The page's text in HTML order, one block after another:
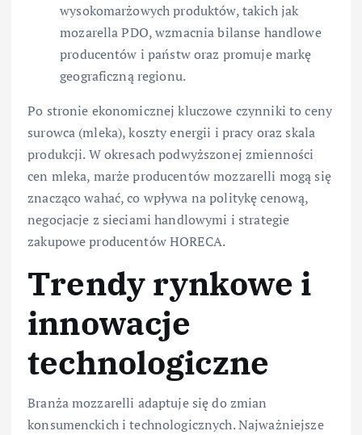
wysokomarżowych produktów, takich jak
mozarella PDO, wzmacnia bilanse handlowe
producentów i państw oraz promuje markę
geograficzną regionu.
Po stronie ekonomicznej kluczowe czynniki to ceny
surowca (mleka), koszty energii i pracy oraz skala
produkcji. W okresach podwyższonej zmienności
cen mleka, marże producentów mozzarelli mogą się
znacząco wahać, co wpływa na politykę cenową,
negocjacje z sieciami handlowymi i strategie
zakupowe producentów HORECA.
Trendy rynkowe i
innowacje
technologiczne
Branża mozzarelli adaptuje się do zmian
konsumenckich i technologicznych. Najważniejsze